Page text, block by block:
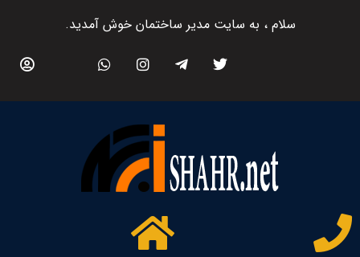
سلام ، به سایت مدیر ساختمان خوش آمدید.